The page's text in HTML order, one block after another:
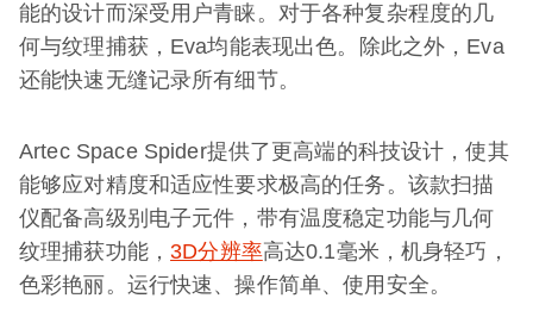
能的设计而深受用户青睐。对于各种复杂程度的几
何与纹理捕获，Eva均能表现出色。除此之外，Eva
还能快速无缝记录所有细节。
Artec Space Spider提供了更高端的科技设计，使其
能够应对精度和适应性要求极高的任务。该款扫描
仪配备高级别电子元件，带有温度稳定功能与几何
纹理捕获功能，3D分辨率高达0.1毫米，机身轻巧，
色彩艳丽。运行快速、操作简单、使用安全。